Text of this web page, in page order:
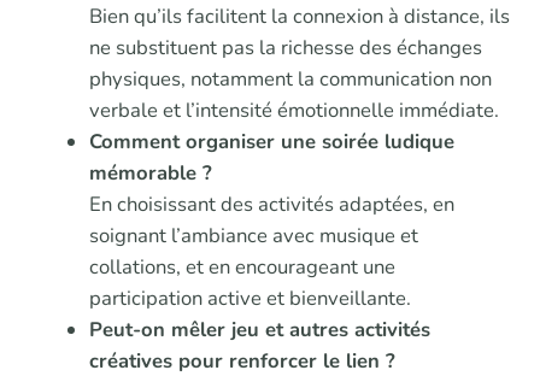
Bien qu’ils facilitent la connexion à distance, ils
ne substituent pas la richesse des échanges
physiques, notamment la communication non
verbale et l’intensité émotionnelle immédiate.
Comment organiser une soirée ludique
mémorable ?
En choisissant des activités adaptées, en
soignant l’ambiance avec musique et
collations, et en encourageant une
participation active et bienveillante.
Peut-on mêler jeu et autres activités
créatives pour renforcer le lien ?